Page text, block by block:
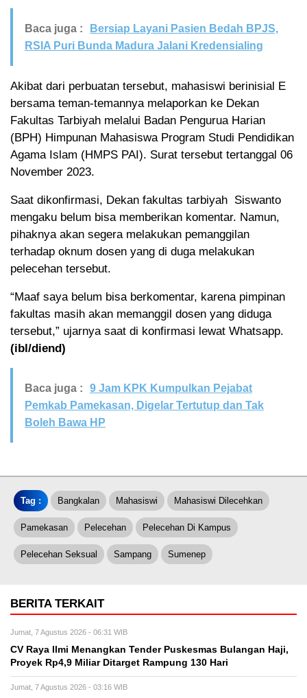
Baca juga :
Bersiap Layani Pasien Bedah BPJS,
RSIA Puri Bunda Madura Jalani Kredensialing
Akibat dari perbuatan tersebut, mahasiswi berinisial E
bersama teman-temannya melaporkan ke Dekan
Fakultas Tarbiyah melalui Badan Pengurua Harian
(BPH) Himpunan Mahasiswa Program Studi Pendidikan
Agama Islam (HMPS PAI). Surat tersebut tertanggal 06
November 2023.
Saat dikonfirmasi, Dekan fakultas tarbiyah Siswanto
mengaku belum bisa memberikan komentar. Namun,
pihaknya akan segera melakukan pemanggilan
terhadap oknum dosen yang di duga melakukan
pelecehan tersebut.
“Maaf saya belum bisa berkomentar, karena pimpinan
fakultas masih akan memanggil dosen yang diduga
tersebut,” ujarnya saat di konfirmasi lewat Whatsapp.
(ibl/diend)
Baca juga :
9 Jam KPK Kumpulkan Pejabat
Pemkab Pamekasan, Digelar Tertutup dan Tak
Boleh Bawa HP
Tag : Bangkalan Mahasiswi Mahasiswi Dilecehkan
Pamekasan Pelecehan Pelecehan Di Kampus
Pelecehan Seksual Sampang Sumenep
BERITA TERKAIT
Jumat, 7 Agustus 2026 - 06:31 WIB
CV Raya Ilmi Menangkan Tender Puskesmas Bulangan Haji,
Proyek Rp4,9 Miliar Ditarget Rampung 130 Hari
Jumat, 7 Agustus 2026 - 03:16 WIB